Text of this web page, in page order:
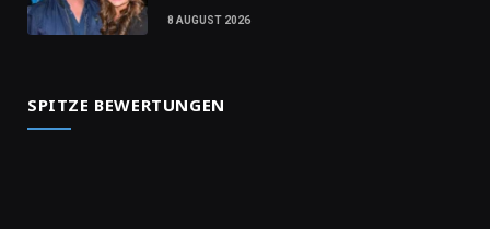
8 AUGUST 2026
SPITZE BEWERTUNGEN